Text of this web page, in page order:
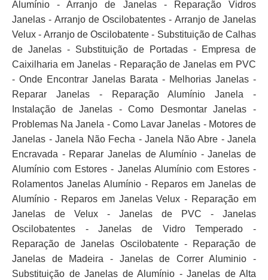
Alumínio - Arranjo de Janelas - Reparação Vidros
Janelas - Arranjo de Oscilobatentes - Arranjo de Janelas
Velux - Arranjo de Oscilobatente - Substituição de Calhas
de Janelas - Substituição de Portadas - Empresa de
Caixilharia em Janelas - Reparação de Janelas em PVC
- Onde Encontrar Janelas Barata - Melhorias Janelas -
Reparar Janelas - Reparação Alumínio Janela -
Instalação de Janelas - Como Desmontar Janelas -
Problemas Na Janela - Como Lavar Janelas - Motores de
Janelas - Janela Não Fecha - Janela Não Abre - Janela
Encravada - Reparar Janelas de Alumínio - Janelas de
Alumínio com Estores - Janelas Alumínio com Estores -
Rolamentos Janelas Alumínio - Reparos em Janelas de
Alumínio - Reparos em Janelas Velux - Reparação em
Janelas de Velux - Janelas de PVC - Janelas
Oscilobatentes - Janelas de Vidro Temperado -
Reparação de Janelas Oscilobatente - Reparação de
Janelas de Madeira - Janelas de Correr Aluminio -
Substituição de Janelas de Alumínio - Janelas de Alta